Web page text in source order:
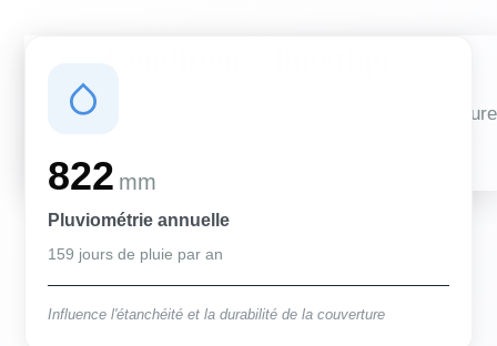
Des conditions qui influencent vos travaux de couverture
822 mm
Pluviométrie annuelle
159 jours de pluie par an
Influence l'étanchéité et la durabilité de la couverture